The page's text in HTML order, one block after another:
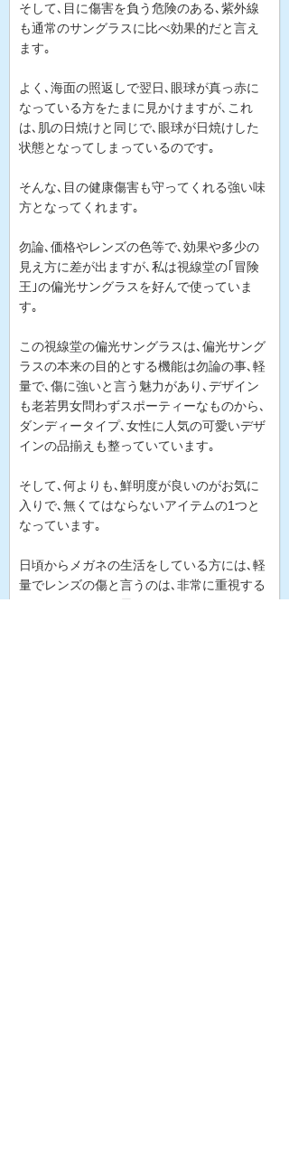
そして､目に傷害を負う危険のある､紫外線
も通常のサングラスに比べ効果的だと言え
ます｡
よく､海面の照返しで翌日､眼球が真っ赤に
なっている方をたまに見かけますが､これ
は､肌の日焼けと同じで､眼球が日焼けした
状態となってしまっているのです｡
そんな､目の健康傷害も守ってくれる強い味
方となってくれます｡
勿論､価格やレンズの色等で､効果や多少の
見え方に差が出ますが､私は視線堂の｢冒険
王｣の偏光サングラスを好んで使っていま
す｡
この視線堂の偏光サングラスは､偏光サング
ラスの本来の目的とする機能は勿論の事､軽
量で､傷に強いと言う魅力があり､デザイン
も老若男女問わずスポーティーなものから､
ダンディータイプ､女性に人気の可愛いデザ
インの品揃えも整っていています｡
そして､何よりも､鮮明度が良いのがお気に
入りで､無くてはならないアイテムの1つと
なっています｡
日頃からメガネの生活をしている方には､軽
量でレンズの傷と言うのは､非常に重視する